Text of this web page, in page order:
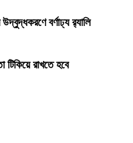
বর্ণাঢ্য র‍্যালি
রাখতে হবে